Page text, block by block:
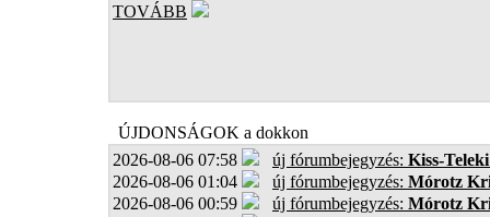
TOVÁBB
ÚJDONSÁGOK a dokkon
2026-08-06 07:58
új fórumbejegyzés: Kiss-
2026-08-06 01:04
új fórumbejegyzés: Mórotz
2026-08-06 00:59
új fórumbejegyzés: Mórotz